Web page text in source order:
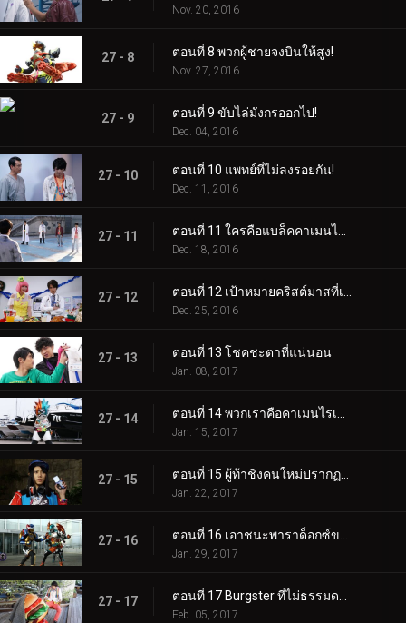
Nov. 20, 2016
27 - 8 ตอนที่ 8 พวกผู้ชายจงบินให้สูง!
Nov. 27, 2016
27 - 9 ตอนที่ 9 ขับไล่มังกรออกไป!
Dec. 04, 2016
27 - 10 ตอนที่ 10 แพทย์ที่ไม่ลงรอยกัน!
Dec. 11, 2016
27 - 11
Dec. 18, 2016
27 - 12
Dec. 25, 2016
27 - 13 ตอนที่ 13 โชคชะตาที่แน่นอน
Jan. 08, 2017
27 - 14
Jan. 15, 2017
27 - 15
Jan. 22, 2017
27 - 16
Jan. 29, 2017
27 - 17
Feb. 05, 2017